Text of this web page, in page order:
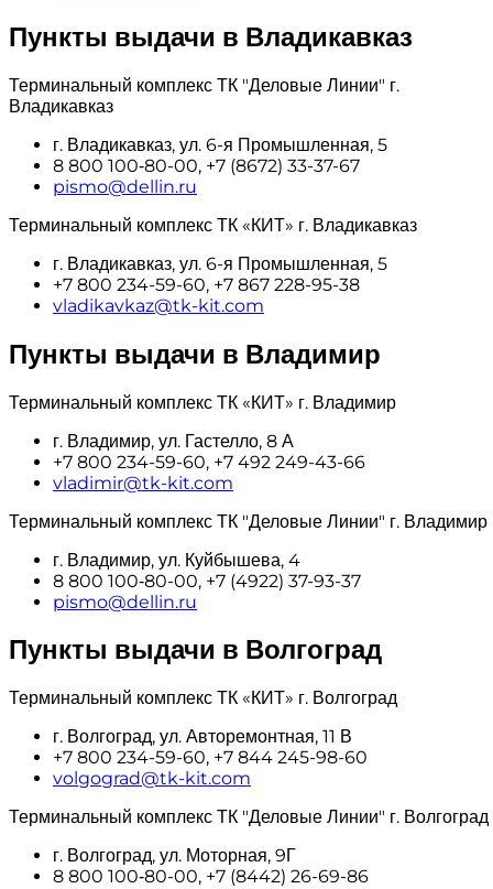
Пункты выдачи в Владикавказ
Терминальный комплекс ТК "Деловые Линии" г.
Владикавказ
г. Владикавказ, ул. 6-я Промышленная, 5
8 800 100‑80-00, +7 (8672) 33-37-67
pismo@dellin.ru
Терминальный комплекс ТК «КИТ» г. Владикавказ
г. Владикавказ, ул. 6-я Промышленная, 5
+7 800 234-59-60, +7 867 228-95-38
vladikavkaz@tk-kit.com
Пункты выдачи в Владимир
Терминальный комплекс ТК «КИТ» г. Владимир
г. Владимир, ул. Гастелло, 8 А
+7 800 234-59-60, +7 492 249-43-66
vladimir@tk-kit.com
Терминальный комплекс ТК "Деловые Линии" г. Владимир
г. Владимир, ул. Куйбышева, 4
8 800 100‑80-00, +7 (4922) 37-93-37
pismo@dellin.ru
Пункты выдачи в Волгоград
Терминальный комплекс ТК «КИТ» г. Волгоград
г. Волгоград, ул. Авторемонтная, 11 В
+7 800 234-59-60, +7 844 245-98-60
volgograd@tk-kit.com
Терминальный комплекс ТК "Деловые Линии" г. Волгоград
г. Волгоград, ул. Моторная, 9Г
8 800 100‑80-00, +7 (8442) 26-69-86